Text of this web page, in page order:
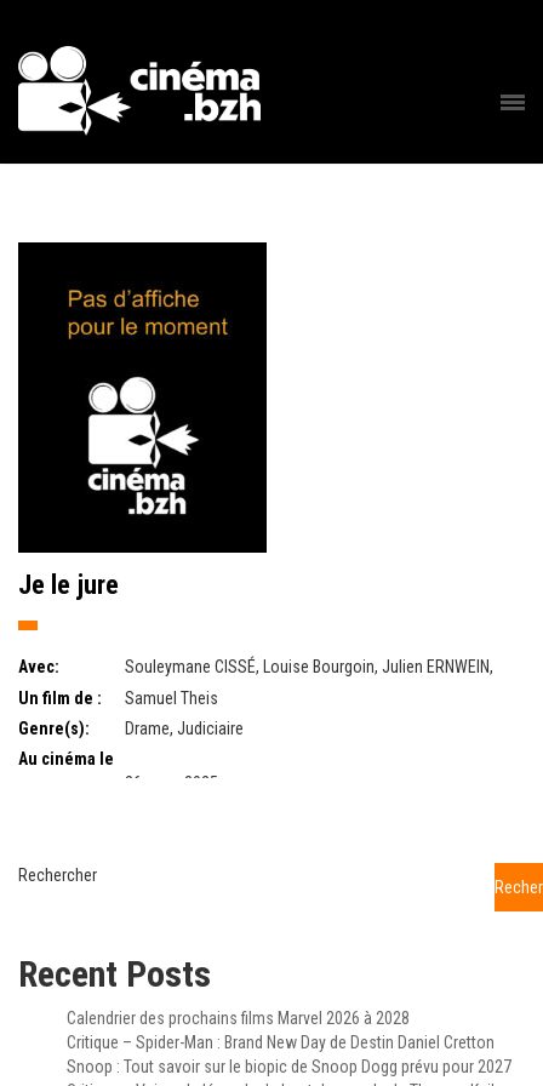
Je le jure
Avec:
Souleymane CISSÉ, Louise Bourgoin, Julien ERNWEIN,
Marie MASALA
Un film de :
Samuel Theis
Genre(s):
Drame, Judiciaire
Au cinéma le
26 mars 2025
Rechercher
Recent Posts
Calendrier des prochains films Marvel 2026 à 2028
Critique – Spider-Man : Brand New Day de Destin Daniel Cretton
Snoop : Tout savoir sur le biopic de Snoop Dogg prévu pour 2027